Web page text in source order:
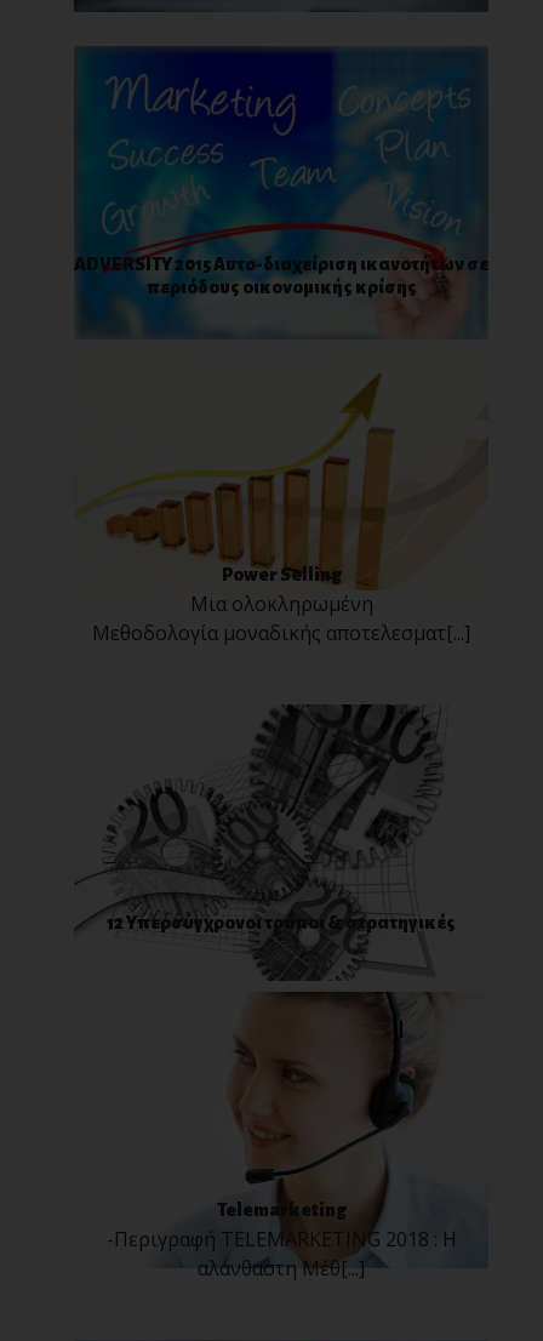
ADVERSITY 2015 Αυτo-διαχείριση ικανοτήτων σε
περιόδους οικονομικής κρίσης
Power Selling
Μια ολοκληρωμένη
Μεθοδολογία μοναδικής αποτελεσματ[...]
12 Υπερσύγχρονοι τρόποι & στρατηγικές
Telemarketing
-Περιγραφή TELEMARKETING 2018 : Η
αλάνθαστη Μέθ[...]